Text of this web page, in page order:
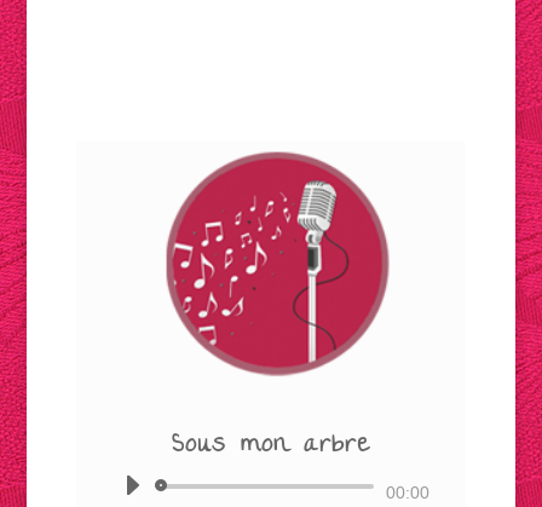
Sous mon arbre
Lecteur 00:00